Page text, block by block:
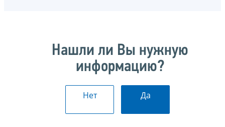
Нашли ли Вы нужную
информацию?
Нет Да